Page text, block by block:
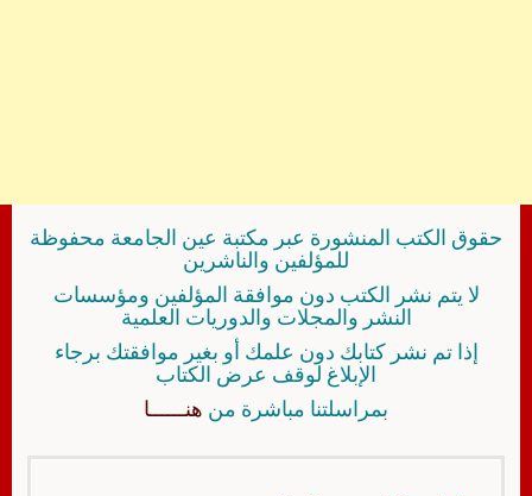
حقوق الكتب المنشورة عبر مكتبة عين الجامعة محفوظة
للمؤلفين والناشرين
لا يتم نشر الكتب دون موافقة المؤلفين ومؤسسات
النشر والمجلات والدوريات العلمية
إذا تم نشر كتابك دون علمك أو بغير موافقتك برجاء
الإبلاغ لوقف عرض الكتاب
بمراسلتنا مباشرة من هنــــــا